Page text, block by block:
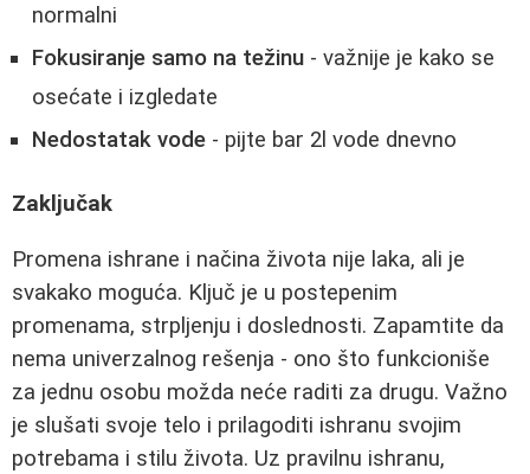
normalni
Fokusiranje samo na težinu - važnije je kako se
osećate i izgledate
Nedostatak vode - pijte bar 2l vode dnevno
Zaključak
Promena ishrane i načina života nije laka, ali je
svakako moguća. Ključ je u postepenim
promenama, strpljenju i doslednosti. Zapamtite da
nema univerzalnog rešenja - ono što funkcioniše
za jednu osobu možda neće raditi za drugu. Važno
je slušati svoje telo i prilagoditi ishranu svojim
potrebama i stilu života. Uz pravilnu ishranu,